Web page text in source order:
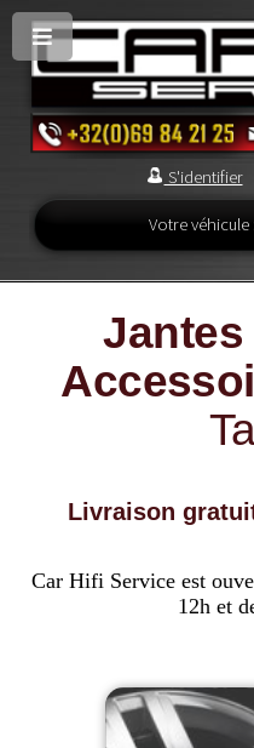
S'identifier
Votre véhicule
Jantes
Livraison
Car Hifi Service est
12h et